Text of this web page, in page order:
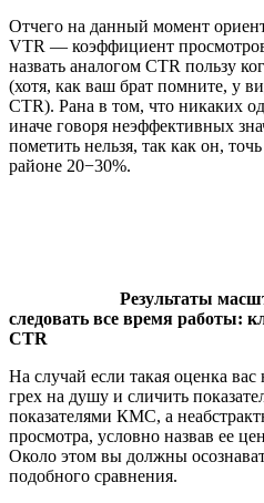
Отчего на данный момент
VTR — коэффициент
назвать аналогом CTR пользу
(хотя, как ваш брат помните, у
CTR). Рана в том, что никаких
иначе говоря неэффективных
пометить нельзя, так как он,
районе 20−30%.
Результаты
следовать все время работы:
CTR
На случай если такая оценка вас
грех на душу и сличить
показателями КМС, а
просмотра, условно назвав ее
Около этом вы должны
подобного сравнения.